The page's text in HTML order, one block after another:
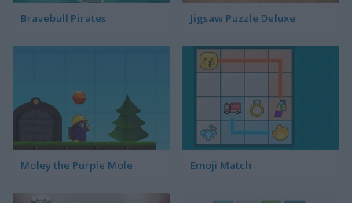
Bravebull Pirates Jigsaw Puzzle Deluxe
Moley the Purple Mole Emoji Match